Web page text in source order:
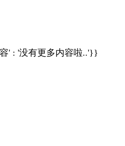
' : '没有更多内容啦..'}}